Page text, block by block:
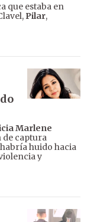
que estaba en
Pilar,
Marlene
de captura
huido hacia
y